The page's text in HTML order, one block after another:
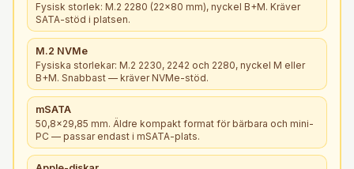
Fysisk storlek: M.2 2280 (22×80 mm), nyckel B+M. Kräver
SATA-stöd i platsen.
M.2 NVMe
Fysiska storlekar: M.2 2230, 2242 och 2280, nyckel M eller
B+M. Snabbast — kräver NVMe-stöd.
mSATA
50,8×29,85 mm. Äldre kompakt format för bärbara och mini-
PC — passar endast i mSATA-plats.